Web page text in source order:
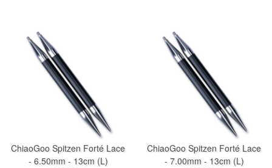
ChiaoGoo Spitzen Forté Lace
- 6.50mm - 13cm (L)
ChiaoGoo Spitzen Forté Lace
- 7.00mm - 13cm (L)